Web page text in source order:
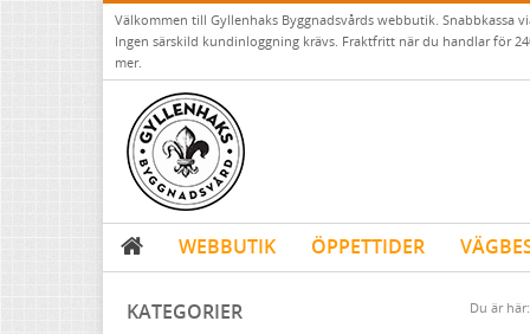
Välkommen till Gyllenhaks Byggnadsvårds webbutik. Snabbkassa
Ingen särskild kundinloggning krävs. Fraktfritt när du handlar för
mer.
WEBBUTIK ÖPPETTIDER
KATEGORIER Du är här: